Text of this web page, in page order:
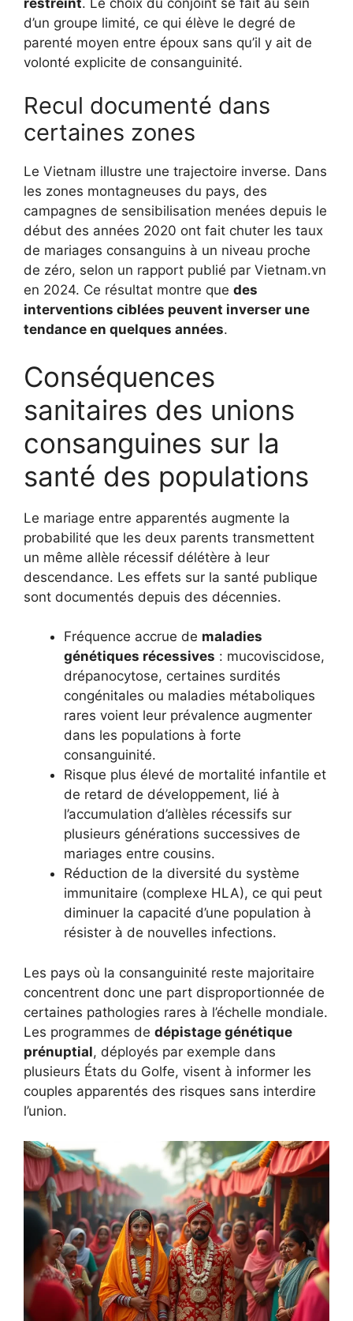
d’un groupe limité, ce qui élève le degré de
parenté moyen entre époux sans qu’il y ait de
volonté explicite de consanguinité.
Recul documenté dans
certaines zones
Le Vietnam illustre une trajectoire inverse. Dans
les zones montagneuses du pays, des
campagnes de sensibilisation menées depuis le
début des années 2020 ont fait chuter les taux
de mariages consanguins à un niveau proche
de zéro, selon un rapport publié par Vietnam.vn
en 2024. Ce résultat montre que des
interventions ciblées peuvent inverser une
tendance en quelques années.
Conséquences
sanitaires des unions
consanguines sur la
santé des populations
Le mariage entre apparentés augmente la
probabilité que les deux parents transmettent
un même allèle récessif délétère à leur
descendance. Les effets sur la santé publique
sont documentés depuis des décennies.
Fréquence accrue de maladies
génétiques récessives : mucoviscidose,
drépanocytose, certaines surdités
congénitales ou maladies métaboliques
rares voient leur prévalence augmenter
dans les populations à forte
consanguinité.
Risque plus élevé de mortalité infantile et
de retard de développement, lié à
l’accumulation d’allèles récessifs sur
plusieurs générations successives de
mariages entre cousins.
Réduction de la diversité du système
immunitaire (complexe HLA), ce qui peut
diminuer la capacité d’une population à
résister à de nouvelles infections.
Les pays où la consanguinité reste majoritaire
concentrent donc une part disproportionnée de
certaines pathologies rares à l’échelle mondiale.
Les programmes de dépistage génétique
prénuptial, déployés par exemple dans
plusieurs États du Golfe, visent à informer les
couples apparentés des risques sans interdire
l’union.